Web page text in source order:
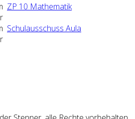
ZP 10 Mathematik
Schulausschuss Aula